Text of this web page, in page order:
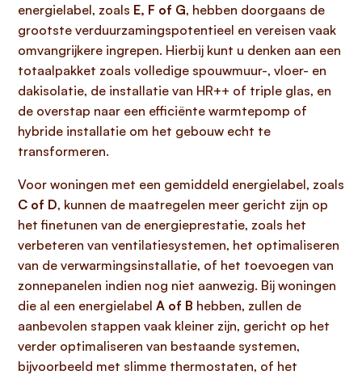
energielabel, zoals E, F of G, hebben doorgaans de
grootste verduurzamingspotentieel en vereisen vaak
omvangrijkere ingrepen. Hierbij kunt u denken aan een
totaalpakket zoals volledige spouwmuur-, vloer- en
dakisolatie, de installatie van HR++ of triple glas, en
de overstap naar een efficiënte warmtepomp of
hybride installatie om het gebouw echt te
transformeren.
Voor woningen met een gemiddeld energielabel, zoals
C of D, kunnen de maatregelen meer gericht zijn op
het finetunen van de energieprestatie, zoals het
verbeteren van ventilatiesystemen, het optimaliseren
van de verwarmingsinstallatie, of het toevoegen van
zonnepanelen indien nog niet aanwezig. Bij woningen
die al een energielabel A of B hebben, zullen de
aanbevolen stappen vaak kleiner zijn, gericht op het
verder optimaliseren van bestaande systemen,
bijvoorbeeld met slimme thermostaten, of het